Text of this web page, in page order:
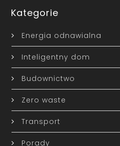
Kategorie
Energia odnawialna
Inteligentny dom
Budownictwo
Zero waste
Transport
Porady